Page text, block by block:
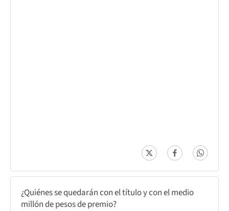
¿Quiénes se quedarán con el título y con el medio
millón de pesos de premio?